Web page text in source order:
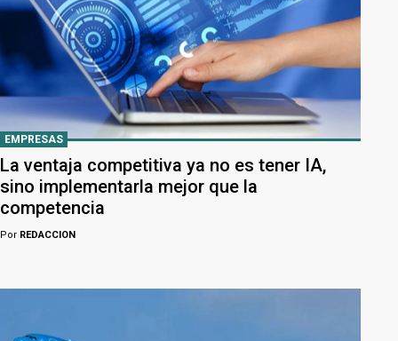
EMPRESAS
La ventaja competitiva ya no es tener IA,
sino implementarla mejor que la
competencia
Por REDACCION